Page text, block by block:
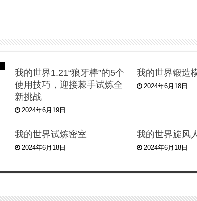
我的世界1.21“狼牙棒”的5个
使用技巧，迎接棘手试炼全
新挑战
2024年6月19日
我的世界锻造
2024年6月18日
我的世界试炼密室
2024年6月18日
我的世界旋风
2024年6月18日